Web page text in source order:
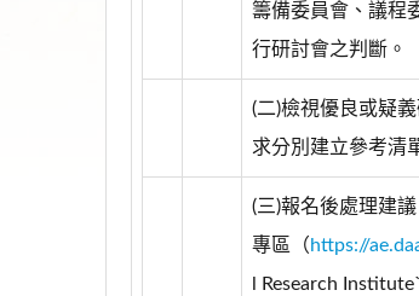
籌備委員會、議程
行研討會之判斷。
(二)檢視優良或疑
求分別建立參考清
(三)報名後處理建
專區（ https://
l Research